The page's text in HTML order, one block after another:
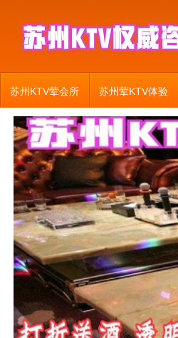
苏州KTV荤会所 苏州荤KTV体验